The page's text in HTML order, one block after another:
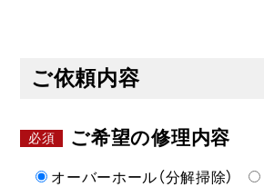
ご依頼内容
ご希望の修理内容
オーバーホール（分解掃除）